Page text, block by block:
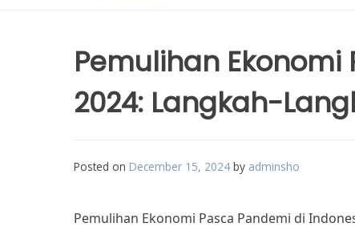
Pemulihan
2024: Langkah-
Posted on December 15, 2024 by adminsho
Pemulihan Ekonomi Pasca Pandemi di